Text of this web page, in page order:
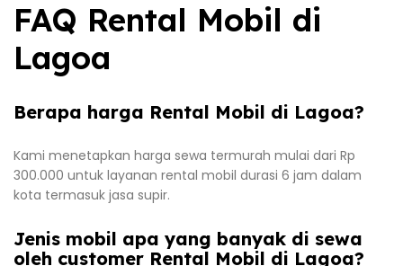
FAQ Rental Mobil di
Lagoa
Berapa harga Rental Mobil di Lagoa?
Kami menetapkan harga sewa termurah mulai dari Rp
300.000 untuk layanan rental mobil durasi 6 jam dalam
kota termasuk jasa supir.
Jenis mobil apa yang banyak di sewa
oleh customer Rental Mobil di Lagoa?